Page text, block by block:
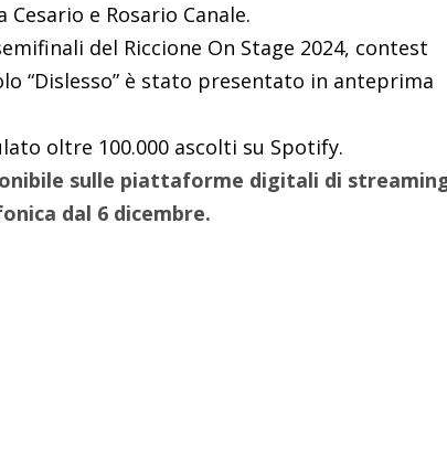
e Rosario Canale.
del Riccione On Stage 2024, contest
“Dislesso” è stato presentato in anteprima
oltre 100.000 ascolti su Spotify.
sulle piattaforme digitali di
dal 6 dicembre.